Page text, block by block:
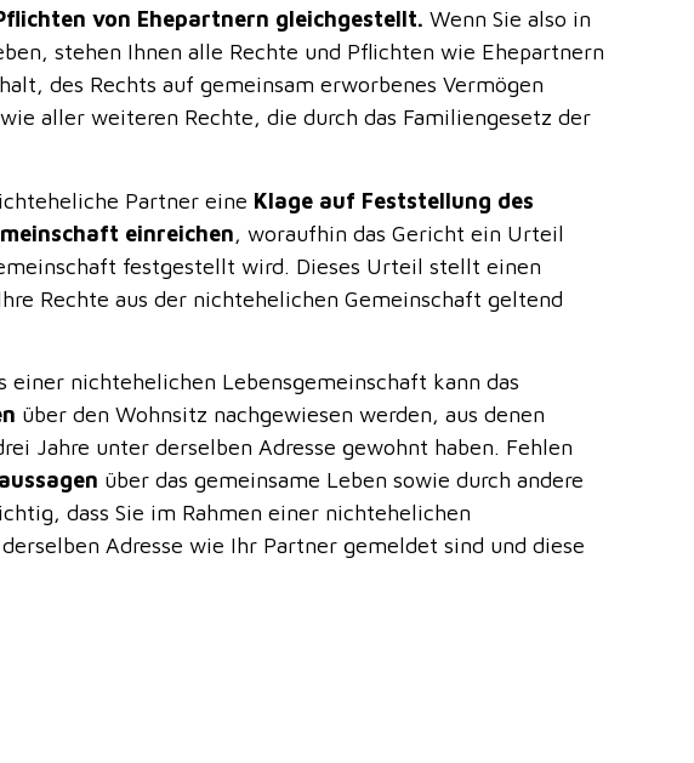
von Ehepartnern gleichgestellt. Wenn Sie also in
stehen Ihnen alle Rechte und Pflichten wie Ehepartnern
des Rechts auf gemeinsam erworbenes Vermögen
aller weiteren Rechte, die durch das Familiengesetz der
Partner eine Klage auf Feststellung des
einreichen, woraufhin das Gericht ein Urteil
festgestellt wird. Dieses Urteil stellt einen
Rechte aus der nichtehelichen Gemeinschaft geltend
einer nichtehelichen Lebensgemeinschaft kann das
über den Wohnsitz nachgewiesen werden, aus denen
Jahre unter derselben Adresse gewohnt haben. Fehlen
über das gemeinsame Leben sowie durch andere
dass Sie im Rahmen einer nichtehelichen
Adresse wie Ihr Partner gemeldet sind und diese